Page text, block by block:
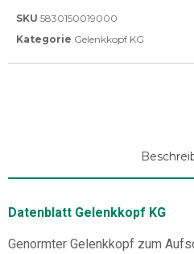
SKU 5830150019000
Kategorie Gelenkkopf KG
Datenblatt Gelenkkopf KG
Genormter Gelenkkopf zum